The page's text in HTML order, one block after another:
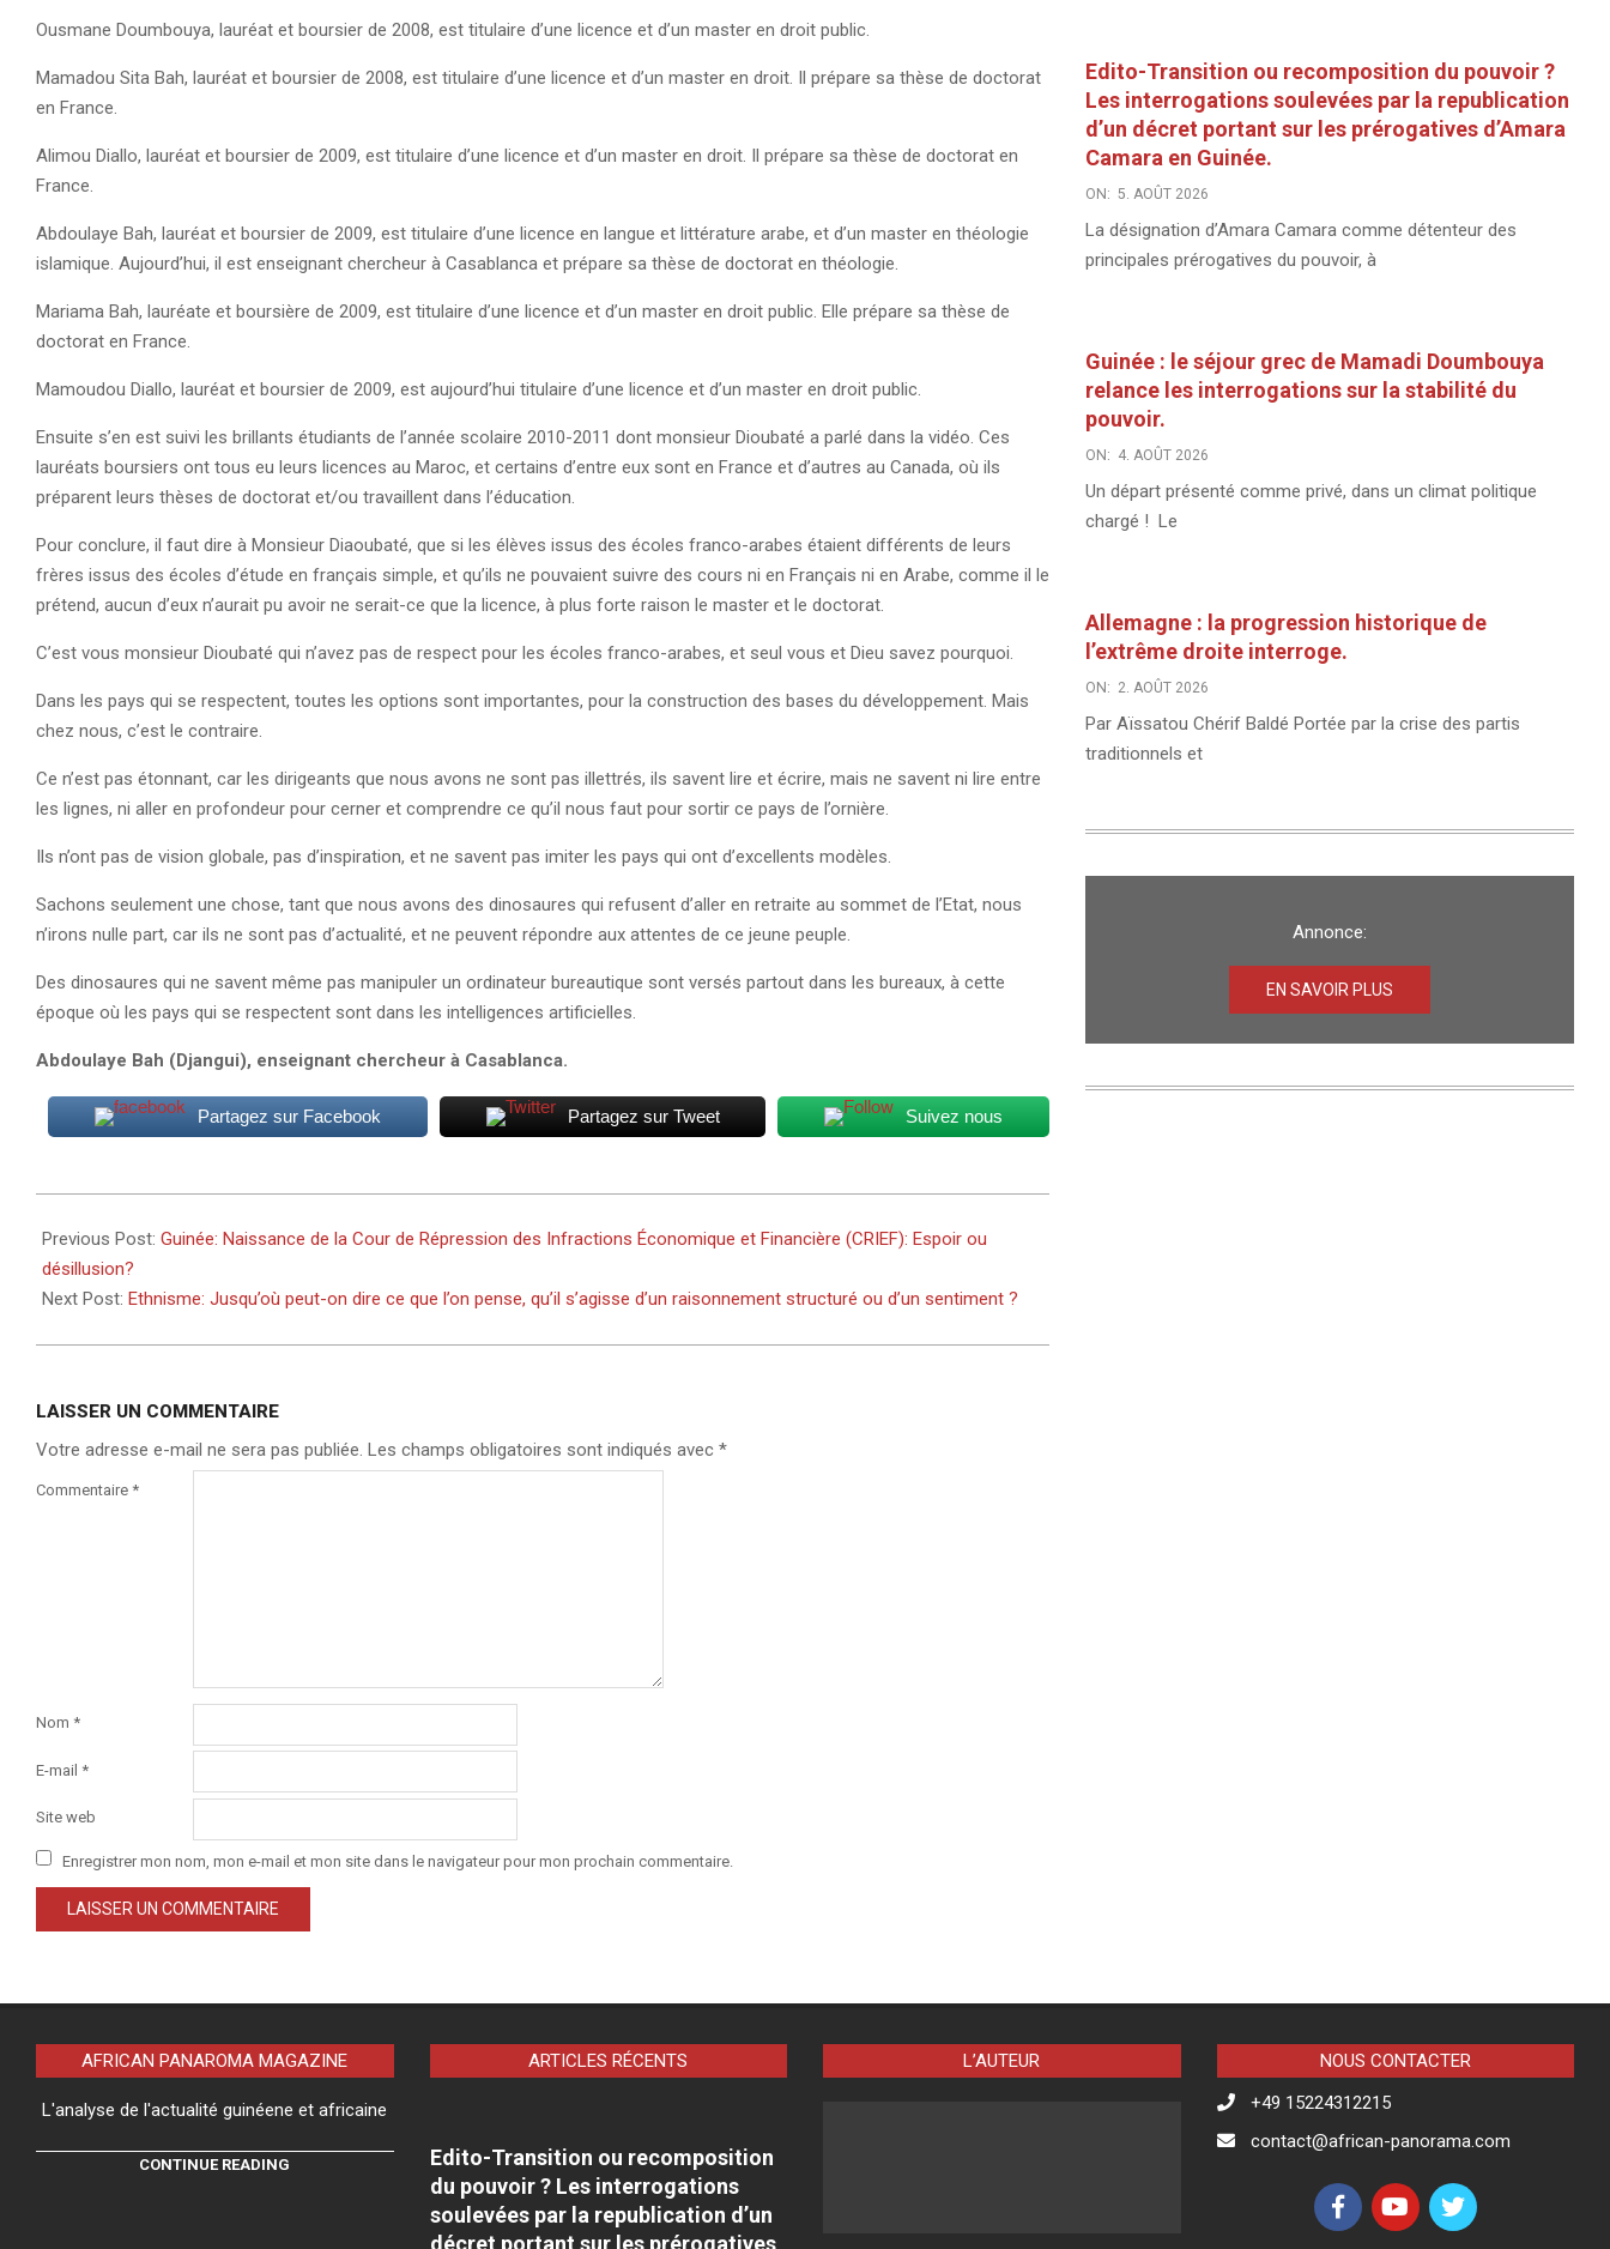
Ousmane Doumbouya, lauréat et boursier de 2008, est titulaire d’une licence et d’un master en droit public.
Mamadou Sita Bah, lauréat et boursier de 2008, est titulaire d’une licence et d’un master en droit. Il prépare sa thèse de doctorat
en France.
Alimou Diallo, lauréat et boursier de 2009, est titulaire d’une licence et d’un master en droit. Il prépare sa thèse de doctorat en
France.
Abdoulaye Bah, lauréat et boursier de 2009, est titulaire d’une licence en langue et littérature arabe, et d’un master en théologie
islamique. Aujourd’hui, il est enseignant chercheur à Casablanca et prépare sa thèse de doctorat en théologie.
Mariama Bah, lauréate et boursière de 2009, est titulaire d’une licence et d’un master en droit public. Elle prépare sa thèse de
doctorat en France.
Mamoudou Diallo, lauréat et boursier de 2009, est aujourd’hui titulaire d’une licence et d’un master en droit public.
Ensuite s’en est suivi les brillants étudiants de l’année scolaire 2010-2011 dont monsieur Dioubaté a parlé dans la vidéo. Ces
lauréats boursiers ont tous eu leurs licences au Maroc, et certains d’entre eux sont en France et d’autres au Canada, où ils
préparent leurs thèses de doctorat et/ou travaillent dans l’éducation.
Pour conclure, il faut dire à Monsieur Diaoubaté, que si les élèves issus des écoles franco-arabes étaient différents de leurs
frères issus des écoles d’étude en français simple, et qu’ils ne pouvaient suivre des cours ni en Français ni en Arabe, comme il le
prétend, aucun d’eux n’aurait pu avoir ne serait-ce que la licence, à plus forte raison le master et le doctorat.
C’est vous monsieur Dioubaté qui n’avez pas de respect pour les écoles franco-arabes, et seul vous et Dieu savez pourquoi.
Dans les pays qui se respectent, toutes les options sont importantes, pour la construction des bases du développement. Mais
chez nous, c’est le contraire.
Ce n’est pas étonnant, car les dirigeants que nous avons ne sont pas illettrés, ils savent lire et écrire, mais ne savent ni lire entre
les lignes, ni aller en profondeur pour cerner et comprendre ce qu’il nous faut pour sortir ce pays de l’ornière.
Ils n’ont pas de vision globale, pas d’inspiration, et ne savent pas imiter les pays qui ont d’excellents modèles.
Sachons seulement une chose, tant que nous avons des dinosaures qui refusent d’aller en retraite au sommet de l’Etat, nous
n’irons nulle part, car ils ne sont pas d’actualité, et ne peuvent répondre aux attentes de ce jeune peuple.
Des dinosaures qui ne savent même pas manipuler un ordinateur bureautique sont versés partout dans les bureaux, à cette
époque où les pays qui se respectent sont dans les intelligences artificielles.
Abdoulaye Bah (Djangui), enseignant chercheur à Casablanca.
Partagez sur Facebook Partagez sur Tweet Suivez nous
12-
07
Previous Post: Guinée: Naissance de la Cour de Répression des Infractions Économique et Financière (CRIEF): Espoir ou
désillusion?
Next Post: Ethnisme: Jusqu’où peut-on dire ce que l’on pense, qu’il s’agisse d’un raisonnement structuré ou d’un sentiment ?
LAISSER UN COMMENTAIRE
Votre adresse e-mail ne sera pas publiée. Les champs obligatoires sont indiqués avec *
Commentaire *
Nom *
E-mail *
Site web
Enregistrer mon nom, mon e-mail et mon site dans le navigateur pour mon prochain commentaire.
Edito-Transition ou recomposition du pouvoir ?
Les interrogations soulevées par la republication
d’un décret portant sur les prérogatives d’Amara
Camara en Guinée.
ON: 5. AOÛT 2026
La désignation d’Amara Camara comme détenteur des
principales prérogatives du pouvoir, à
Guinée : le séjour grec de Mamadi Doumbouya
relance les interrogations sur la stabilité du
pouvoir.
ON: 4. AOÛT 2026
Un départ présenté comme privé, dans un climat politique
chargé ! Le
Allemagne : la progression historique de
l’extrême droite interroge.
ON: 2. AOÛT 2026
Par Aïssatou Chérif Baldé Portée par la crise des partis
traditionnels et
Annonce:
EN SAVOIR PLUS
AFRICAN PANAROMA MAGAZINE
L'analyse de l'actualité guinéene et africaine
CONTINUE READING
ARTICLES RÉCENTS
Edito-Transition ou recomposition
du pouvoir ? Les interrogations
soulevées par la republication d’un
décret portant sur les prérogatives
L’AUTEUR
NOUS CONTACTER
+49 15224312215
contact@african-panorama.com